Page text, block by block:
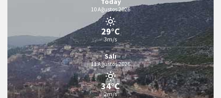
10 Ağustos 2026
29°C
3m/s
Salı
11 Ağustos 2026
34°C
2m/s